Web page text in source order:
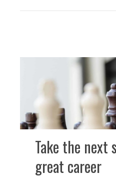
Take the next
great career